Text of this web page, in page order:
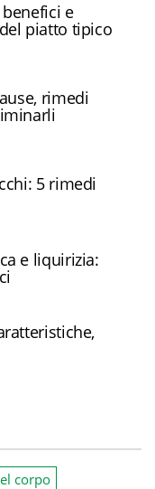
e
piatto tipico
rimedi
5 rimedi
e liquirizia:
corpo